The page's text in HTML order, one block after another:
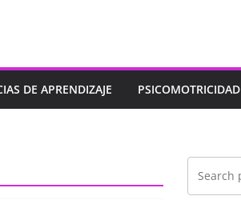
DE APRENDIZAJE PSICOMOTRICIDAD